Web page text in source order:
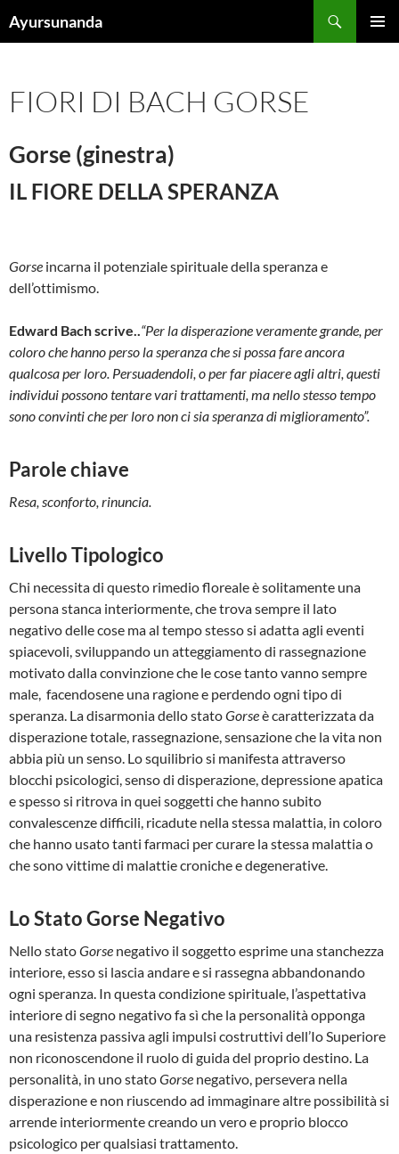
alAyursunanda
FIORI DI BACH GORSE
Gorse (ginestra)
IL FIORE DELLA SPERANZA
Gorse incarna il potenziale spirituale della speranza e
dell’ottimismo.
Edward Bach scrive..“Per la disperazione veramente grande, per
coloro che hanno perso la speranza che si possa fare ancora
qualcosa per loro. Persuadendoli, o per far piacere agli altri, questi
individui possono tentare vari trattamenti, ma nello stesso tempo
sono convinti che per loro non ci sia speranza di miglioramento”.
Parole chiave
Resa, sconforto, rinuncia.
Livello Tipologico
Chi necessita di questo rimedio floreale è solitamente una
persona stanca interiormente, che trova sempre il lato
negativo delle cose ma al tempo stesso si adatta agli eventi
spiacevoli, sviluppando un atteggiamento di rassegnazione
motivato dalla convinzione che le cose tanto vanno sempre
male, facendosene una ragione e perdendo ogni tipo di
speranza. La disarmonia dello statoGorseè caratterizzata da
disperazione totale, rassegnazione, sensazione che la vita non
abbia più un senso. Lo squilibrio si manifesta attraverso
blocchi psicologici, senso di disperazione, depressione apatica
e spesso si ritrova in quei soggetti che hanno subito
convalescenze difficili, ricadute nella stessa malattia, in coloro
che hanno usato tanti farmaci per curare la stessa malattia o
che sono vittime di malattie croniche e degenerative.
Lo Stato Gorse Negativo
Nello statoGorse negativo il soggetto esprime una stanchezza
interiore, esso si lascia andare e si rassegna abbandonando
ogni speranza. In questa condizione spirituale, l’aspettativa
interiore di segno negativo fa sì che la personalità opponga
una resistenza passiva agli impulsi costruttivi dell’Io Superiore
non riconoscendone il ruolo di guida del proprio destino. La
personalità, in uno statoGorse negativo, persevera nella
disperazione e non riuscendo ad immaginare altre possibilità si
arrende interiormente creando un vero e proprio blocco
psicologico per qualsiasi trattamento.